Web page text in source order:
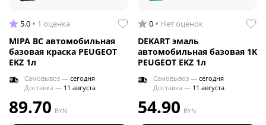
5.0 1 оценка
MIPA BC автомобильная
базовая краска PEUGEOT
EKZ 1л
Самовывоз — сегодня
Доставка — 11 августа
89.70 BYN
0 Нет оценок
DEKART эмаль
автомобильная базовая 1K
PEUGEOT EKZ 1л
Самовывоз — сегодня
Доставка — 11 августа
54.90 BYN